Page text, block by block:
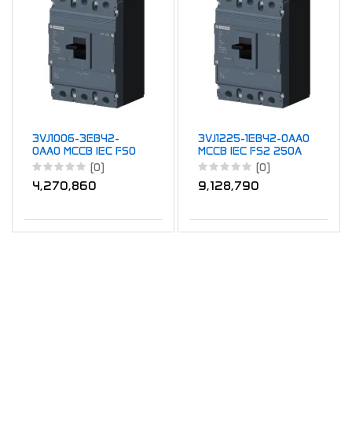
3VJ1006-3EB42-
0AA0 MCCB IEC FS0
125A TM ATFM 4P
(0)
4,270,860
3VJ1225-1EB42-0AA0
MCCB IEC FS2 250A
TM ATFM 4P 18kA
(0)
9,128,790